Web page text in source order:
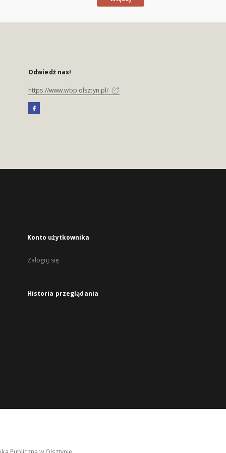
Odwiedź nas!
https://www.wbp.olsztyn.pl/
Konto użytkownika
Zaloguj się
Historia przeglądania